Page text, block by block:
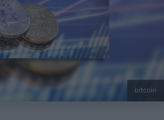
bitcoin